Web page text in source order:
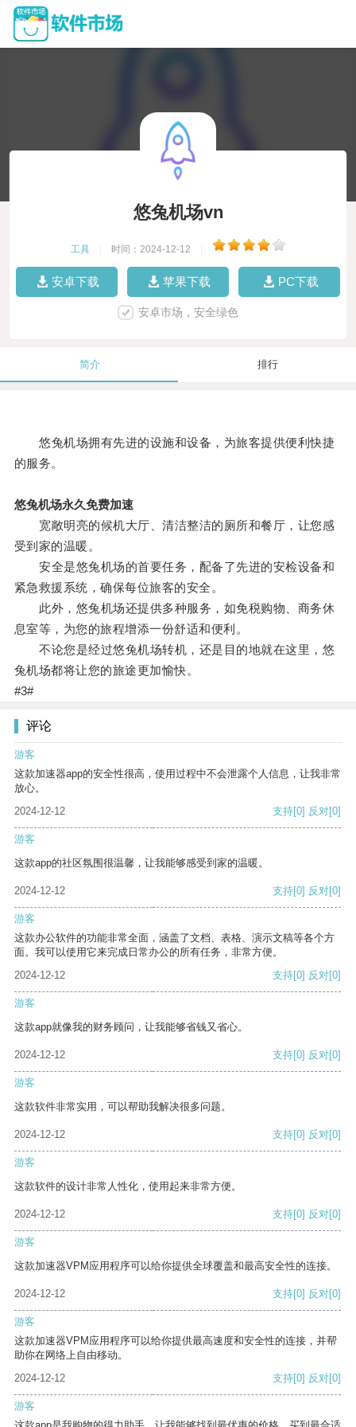
悠兔机场vn
工具 时间：2024-12-12
安卓下载 苹果下载 PC下载
安卓市场，安全绿色
简介 排行
悠兔机场拥有先进的设施和设备，为旅客提供便利快捷
的服务。
悠兔机场永久免费加速
宽敞明亮的候机大厅、清洁整洁的厕所和餐厅，让您感
受到家的温暖。
安全是悠兔机场的首要任务，配备了先进的安检设备和
紧急救援系统，确保每位旅客的安全。
此外，悠兔机场还提供多种服务，如免税购物、商务休
息室等，为您的旅程增添一份舒适和便利。
不论您是经过悠兔机场转机，还是目的地就在这里，悠
兔机场都将让您的旅途更加愉快。
#3#
评论
游客
这款加速器app的安全性很高，使用过程中不会泄露个人信息，让我非常
放心。
2024-12-12
支持[0] 反对[0]
游客
这款app的社区氛围很温馨，让我能够感受到家的温暖。
2024-12-12 支持[0] 反对[0]
游客
这款办公软件的功能非常全面，涵盖了文档、表格、演示文稿等各个方
面。我可以使用它来完成日常办公的所有任务，非常方便。
2024-12-12
支持[0] 反对[0]
游客
这款app就像我的财务顾问，让我能够省钱又省心。
2024-12-12 支持[0] 反对[0]
游客
这款软件非常实用，可以帮助我解决很多问题。
2024-12-12 支持[0] 反对[0]
游客
这款软件的设计非常人性化，使用起来非常方便。
2024-12-12 支持[0] 反对[0]
游客
这款加速器VPM应用程序可以给你提供全球覆盖和最高安全性的连接。
2024-12-12 支持[0] 反对[0]
游客
这款加速器VPM应用程序可以给你提供最高速度和安全性的连接，并帮
助你在网络上自由移动。
2024-12-12
支持[0] 反对[0]
游客